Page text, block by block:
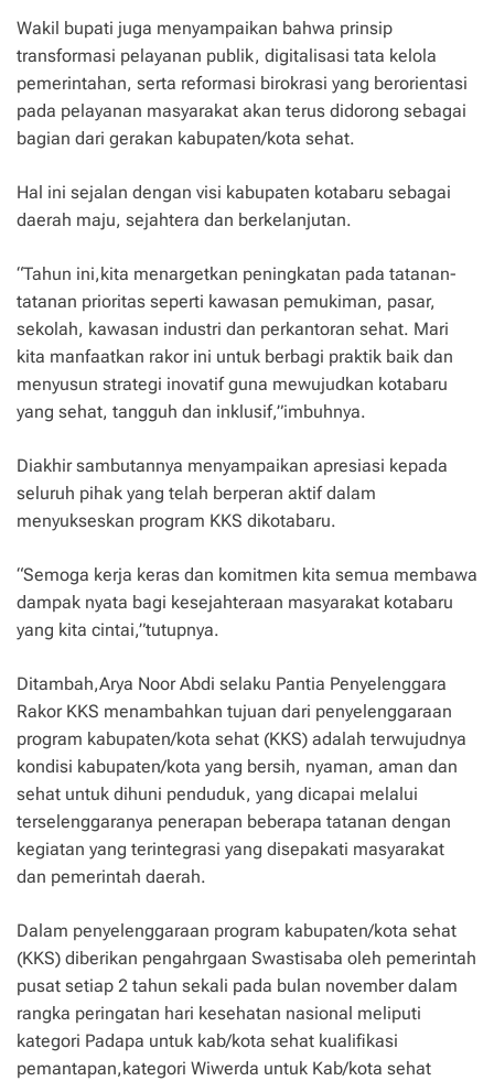
Wakil bupati juga menyampaikan bahwa prinsip
transformasi pelayanan publik, digitalisasi tata kelola
pemerintahan, serta reformasi birokrasi yang berorientasi
pada pelayanan masyarakat akan terus didorong sebagai
bagian dari gerakan kabupaten/kota sehat.
Hal ini sejalan dengan visi kabupaten kotabaru sebagai
daerah maju, sejahtera dan berkelanjutan.
“Tahun ini,kita menargetkan peningkatan pada tatanan-
tatanan prioritas seperti kawasan pemukiman, pasar,
sekolah, kawasan industri dan perkantoran sehat. Mari
kita manfaatkan rakor ini untuk berbagi praktik baik dan
menyusun strategi inovatif guna mewujudkan kotabaru
yang sehat, tangguh dan inklusif,”imbuhnya.
Diakhir sambutannya menyampaikan apresiasi kepada
seluruh pihak yang telah berperan aktif dalam
menyukseskan program KKS dikotabaru.
“Semoga kerja keras dan komitmen kita semua membawa
dampak nyata bagi kesejahteraan masyarakat kotabaru
yang kita cintai,”tutupnya.
Ditambah,Arya Noor Abdi selaku Pantia Penyelenggara
Rakor KKS menambahkan tujuan dari penyelenggaraan
program kabupaten/kota sehat (KKS) adalah terwujudnya
kondisi kabupaten/kota yang bersih, nyaman, aman dan
sehat untuk dihuni penduduk, yang dicapai melalui
terselenggaranya penerapan beberapa tatanan dengan
kegiatan yang terintegrasi yang disepakati masyarakat
dan pemerintah daerah.
Dalam penyelenggaraan program kabupaten/kota sehat
(KKS) diberikan pengahrgaan Swastisaba oleh pemerintah
pusat setiap 2 tahun sekali pada bulan november dalam
rangka peringatan hari kesehatan nasional meliputi
kategori Padapa untuk kab/kota sehat kualifikasi
pemantapan,kategori Wiwerda untuk Kab/kota sehat